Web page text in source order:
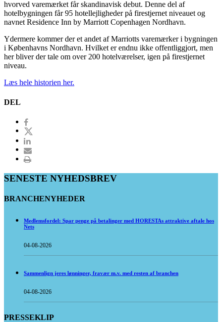
hvorved varemærket får skandinavisk debut. Denne del af
hotelbygningen får 95 hotellejligheder på firestjernet niveauet og
navnet Residence Inn by Marriott Copenhagen Nordhavn.
Ydermere kommer der et andet af Marriotts varemærker i bygningen
i Københavns Nordhavn. Hvilket er endnu ikke offentliggjort, men
her bliver der tale om over 200 hotelværelser, igen på firestjernet
niveau.
Læs hele historien her.
DEL
SENESTE NYHEDSBREV
BRANCHENYHEDER
Medlemsfordel: Spar penge på betalinger med HORESTAs attraktive aftale hos
Nets
04-08-2026
Sammenlign jeres lønninger, fravær m.v. med resten af branchen
04-08-2026
PRESSEKLIP